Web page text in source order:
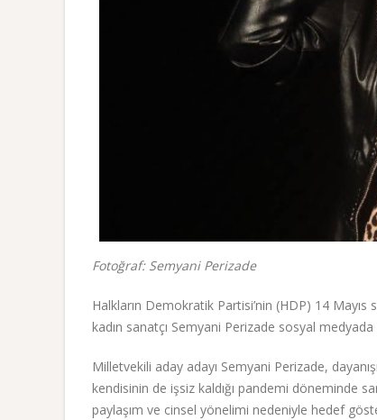
Fotoğraf: Semyani Perizade
Halkların Demokratik Partisi’nin (HDP) 14
kadın sanatçı Semyani Perizade sosyal medyada
Milletvekili aday adayı Semyani Perizade,
kendisinin de işsiz kaldığı pandemi döneminde
paylaşım ve cinsel yönelimi nedeniyle hedef